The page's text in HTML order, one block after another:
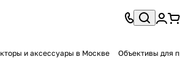
и аксессуары в Москве Объективы для